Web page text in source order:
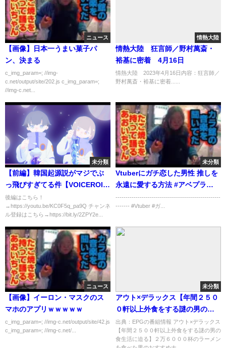
ニュース
【画像】日本一うまい菓子パ
ン、決まる
c_img_param=; //img-
c.net/output/site/202.js c_img_param=;
//img-c.net...
情熱大陸
情熱大陸 狂言師／野村萬斎・
裕基に密着 4月16日
情熱大陸 2023年4月16日内容：狂言師／
野村萬斎・裕基に密着......
未分類
【前編】韓国起源説がマジでぶ
っ飛びすぎてる件【VOICEROID
解説】
後編はこちら！
→https://youtu.be/KC0F5q_pa9Q チャンネ
ル登録はこちら→https://bit.ly/2ZPY2e...
未分類
Vtuberにガチ恋した男性 推しを
永遠に愛する方法 #アベプラ
#shorts
----------------------------------------------------
------- #Vtuber #ガ...
ニュース
【画像】イーロン・マスクのス
マホのアプリｗｗｗｗｗ
c_img_param=; //img-c.net/output/site/42.js
c_img_param=; //img-c.net/...
未分類
アウト×デラックス【年間２５０
０軒以上外食をする謎の男の食
生活に迫る】[字]…の番組内容解
析まとめ
出典：EPGの番組情報 アウト×デラックス
【年間２５００軒以上外食をする謎の男の
食生活に迫る】２万６０００杯のラーメン